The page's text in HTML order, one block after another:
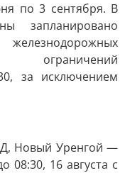
по 3 сентября. В
запланировано
ограничений
за исключением
Новый Уренгой —
08:30, 16 августа с